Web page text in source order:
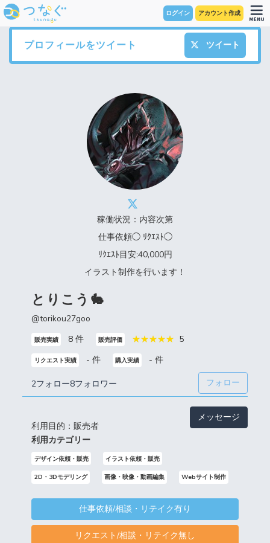
ログイン アカウント作成
プロフィールをツイート ツイート
稼働状況：内容次第
仕事依頼◯ ﾘｸｴｽﾄ◯
ﾘｸｴｽﾄ目安:40,000円
イラスト制作を行います！
とりこう🐇
@torikou27goo
販売実績 8 件 販売評価 5
リクエスト実績 - 件 購入実績 - 件
2フォロー8フォロワー フォロー
利用目的：販売者
メッセージ
利用カテゴリー
デザイン依頼・販売 イラスト依頼・販売
2D・3Dモデリング 画像・映像・動画編集 Webサイト制作
仕事依頼/相談・リテイク有り
リクエスト/相談・リテイク無し